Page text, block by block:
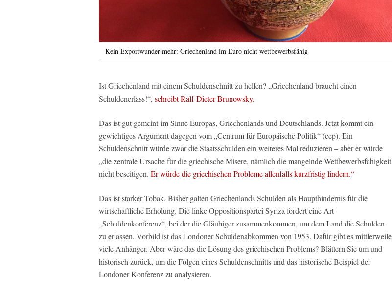
Kein Exportwunder mehr: Griechenland im Euro nicht wettbewerbsfähig
Ist Griechenland mit einem Schuldenschnitt zu helfen? „Griechenland braucht einen
Schuldenerlass!“, schreibt Ralf-Dieter Brunowsky.
Das ist gut gemeint im Sinne Europas, Griechenlands und Deutschlands. Jetzt kommt ein
gewichtiges Argument dagegen vom „Centrum für Europäische Politik“ (cep). Ein
Schuldenschnitt würde zwar die Staatsschulden ein weiteres Mal reduzieren – aber er würde
„die zentrale Ursache für die griechische Misere, nämlich die mangelnde Wettbewerbsfähigkeit
nicht beseitigen. Er würde die griechischen Probleme allenfalls kurzfristig lindern.“
Das ist starker Tobak. Bisher galten Griechenlands Schulden als Haupthindernis für die
wirtschaftliche Erholung. Die linke Oppositionspartei Syriza fordert eine Art
„Schuldenkonferenz“, bei der die Gläubiger zusammenkommen, um dem Land die Schulden
zu erlassen. Vorbild ist das Londoner Schuldenabkommen von 1953. Dafür gibt es mittlerweile
viele Anhänger. Aber wäre das die Lösung des griechischen Problems? Blättern Sie um und
historisch zurück, um die Folgen eines Schuldenschnitts und das historische Beispiel der
Londoner Konferenz zu analysieren.